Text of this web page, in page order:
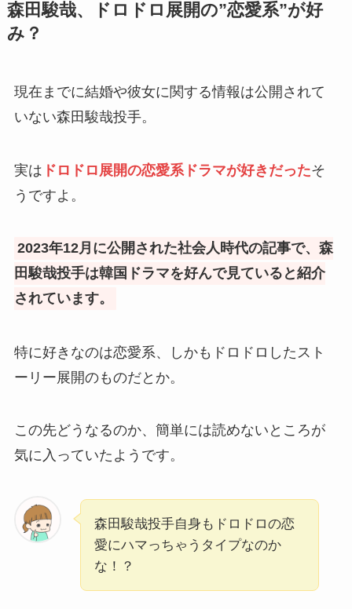
森田駿哉、ドロドロ展開の”恋愛系”が好
み？
現在までに結婚や彼女に関する情報は公開されて
いない森田駿哉投手。
実は ドロドロ展開の恋愛系ドラマが好きだったそ
うですよ。
2023年12月に公開された社会人時代の記事で、森
田駿哉投手は韓国ドラマを好んで見ていると紹介
されています。
特に好きなのは恋愛系、しかもドロドロしたスト
ーリー展開のものだとか。
この先どうなるのか、簡単には読めないところが
気に入っていたようです。
森田駿哉投手自身もドロドロの恋
愛にハマっちゃうタイプなのか
な！？